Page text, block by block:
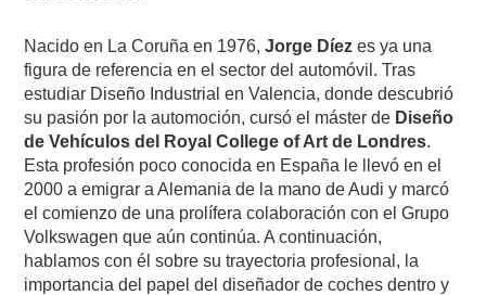
Nacido en La Coruña en 1976,Jorge Díez es ya una
figura de referencia en el sector del automóvil. Tras
estudiar Diseño Industrial en Valencia, donde descubrió
su pasión por la automoción, cursó el máster de Diseño
de Vehículos del Royal College of Art de Londres.
Esta profesión poco conocida en España le llevó en el
2000 a emigrar a Alemania de la mano de Audi y marcó
el comienzo de una prolífera colaboración con el Grupo
Volkswagen que aún continúa. A continuación,
hablamos con él sobre su trayectoria profesional, la
importancia del papel del diseñador de coches dentro y